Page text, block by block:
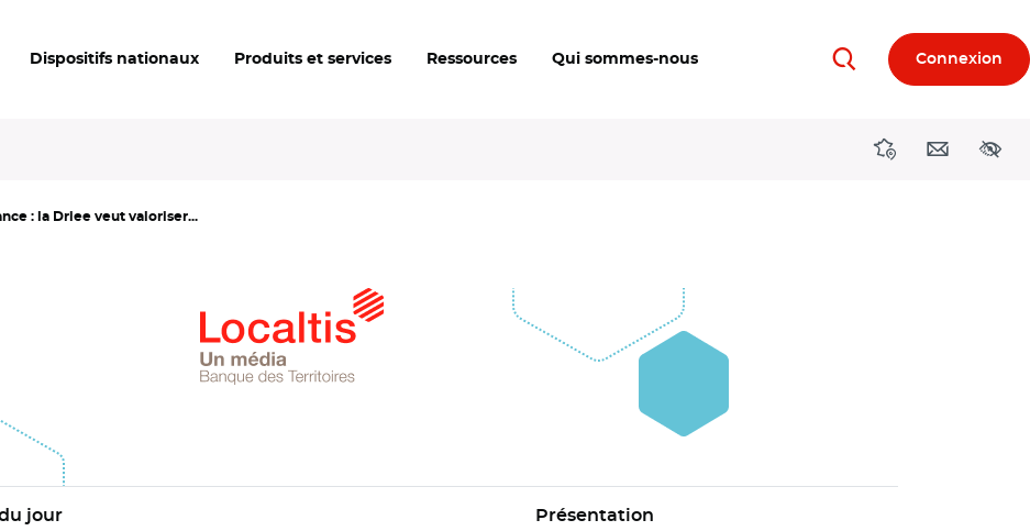
Dispositifs nationaux Produits et services Ressources Qui sommes-nous RechercherConnexion
DirectionsContact
: la Driee veut valoriser...
jour Présentation